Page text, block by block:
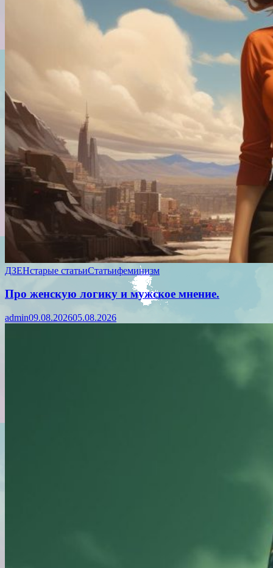
ДЗЕНстарые статьиСтатьифеминизм
Про женскую логику и мужское мнение.
admin09.08.202605.08.2026